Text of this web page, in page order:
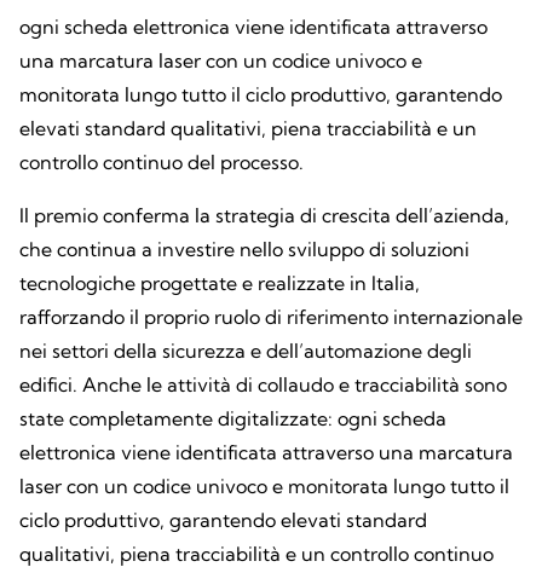
ogni scheda elettronica viene identificata attraverso
una marcatura laser con un codice univoco e
monitorata lungo tutto il ciclo produttivo, garantendo
elevati standard qualitativi, piena tracciabilità e un
controllo continuo del processo.
Il premio conferma la strategia di crescita dell’azienda,
che continua a investire nello sviluppo di soluzioni
tecnologiche progettate e realizzate in Italia,
rafforzando il proprio ruolo di riferimento internazionale
nei settori della sicurezza e dell’automazione degli
edifici. Anche le attività di collaudo e tracciabilità sono
state completamente digitalizzate: ogni scheda
elettronica viene identificata attraverso una marcatura
laser con un codice univoco e monitorata lungo tutto il
ciclo produttivo, garantendo elevati standard
qualitativi, piena tracciabilità e un controllo continuo